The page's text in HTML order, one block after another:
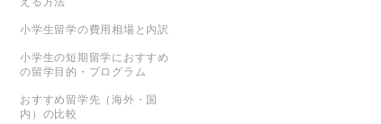
小学生留学の費用相場と内訳
小学生の短期留学におすすめ
の留学目的・プログラム
おすすめ留学先（海外・国
内）の比較